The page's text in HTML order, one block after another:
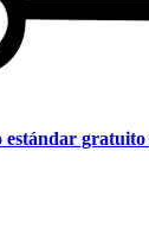
estándar gratuito